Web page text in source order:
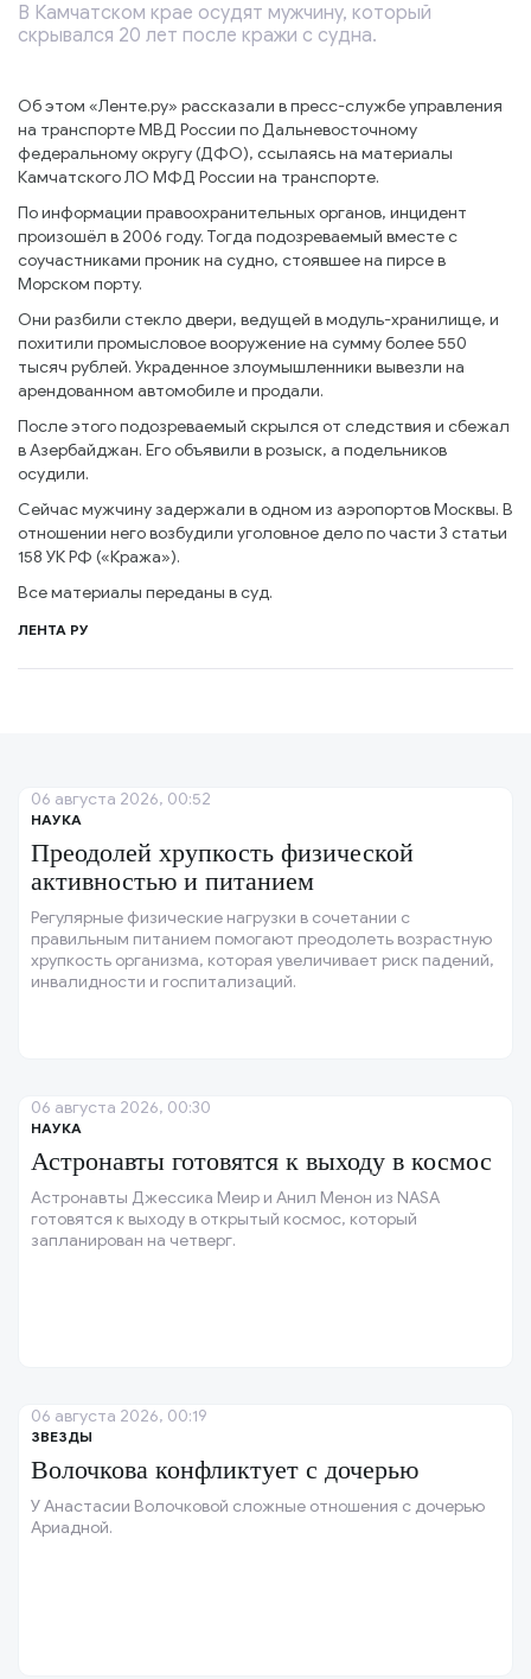
В Камчатском крае осудят мужчину, который
скрывался 20 лет после кражи с судна.
Об этом «Ленте.ру» рассказали в пресс-службе управления
на транспорте МВД России по Дальневосточному
федеральному округу (ДФО), ссылаясь на материалы
Камчатского ЛО МФД России на транспорте.
По информации правоохранительных органов, инцидент
произошёл в 2006 году. Тогда подозреваемый вместе с
соучастниками проник на судно, стоявшее на пирсе в
Морском порту.
Они разбили стекло двери, ведущей в модуль-хранилище, и
похитили промысловое вооружение на сумму более 550
тысяч рублей. Украденное злоумышленники вывезли на
арендованном автомобиле и продали.
После этого подозреваемый скрылся от следствия и сбежал
в Азербайджан. Его объявили в розыск, а подельников
осудили.
Сейчас мужчину задержали в одном из аэропортов Москвы. В
отношении него возбудили уголовное дело по части 3 статьи
158 УК РФ («Кража»).
Все материалы переданы в суд.
ЛЕНТА РУ
НАУКА
Преодолей хрупкость физической
активностью и питанием
Регулярные физические нагрузки в сочетании с
правильным питанием помогают преодолеть возрастную
хрупкость организма, которая увеличивает риск падений,
инвалидности и госпитализаций.
06 августа 2026, 00:52
НАУКА
Астронавты готовятся к выходу в космос
Астронавты Джессика Меир и Анил Менон из NASA
готовятся к выходу в открытый космос, который
запланирован на четверг.
06 августа 2026, 00:30
ЗВЕЗДЫ
Волочкова конфликтует с дочерью
У Анастасии Волочковой сложные отношения с дочерью
Ариадной.
06 августа 2026, 00:19